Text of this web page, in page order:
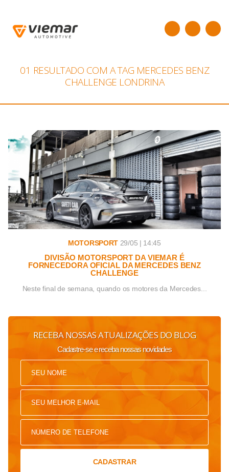
01 RESULTADO COM A TAG MERCEDES BENZ
CHALLENGE LONDRINA
MOTORSPORT 29/05 | 14:45
DIVISÃO MOTORSPORT DA VIEMAR É
FORNECEDORA OFICIAL DA MERCEDES BENZ
CHALLENGE
Neste final de semana, quando os motores da Mercedes...
RECEBA NOSSAS ATUALIZAÇÕES DO BLOG
Cadastre-se e receba nossas novidades
CADASTRAR